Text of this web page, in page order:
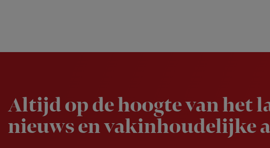
Altijd op de hoogte van het
nieuws en vakinhoudelijke